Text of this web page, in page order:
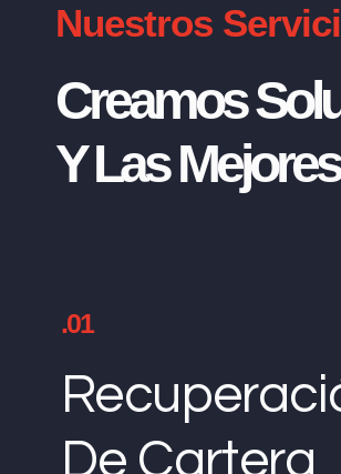
Nuestros
Creamos
Y Las
.01
De Cartera